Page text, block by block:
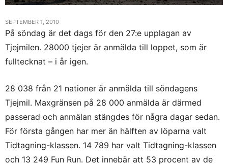
SEPTEMBER 1, 2010
På söndag är det dags för den 27:e upplagan av
Tjejmilen. 28000 tjejer är anmälda till loppet, som är
fulltecknat – i år igen.
28 038 från 21 nationer är anmälda till söndagens
Tjejmil. Maxgränsen på 28 000 anmälda är därmed
passerad och anmälan stängdes för några dagar sedan.
För första gången har mer än hälften av löparna valt
Tidtagning-klassen. 14 789 har valt Tidtagning-klassen
och 13 249 Fun Run. Det innebär att 53 procent av de